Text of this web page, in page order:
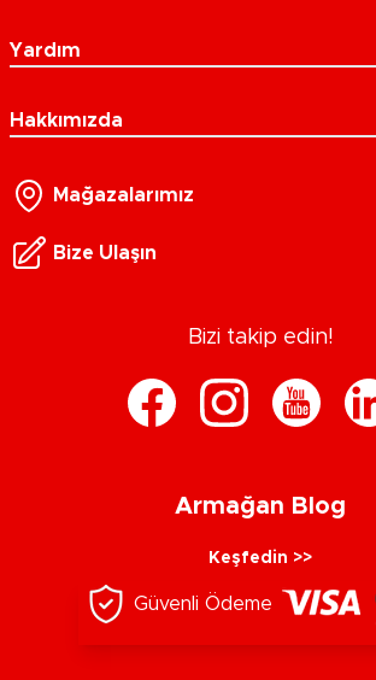
Yardım
Hakkımızda
Mağazalarımız
Bize Ulaşın
Bizi takip edin!
Armağan Blog
Keşfedin >>
Güvenli Ödeme